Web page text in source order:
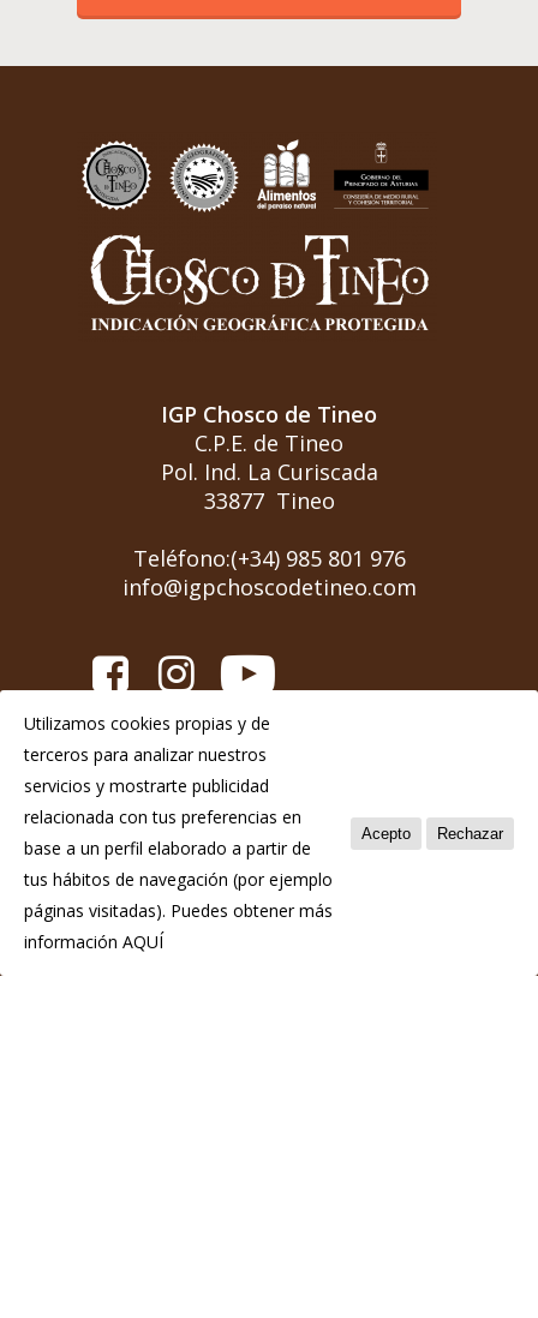
IGP Chosco de Tineo
C.P.E. de Tineo
Pol. Ind. La Curiscada
33877 Tineo
Teléfono:(+34) 985 801 976
info@igpchoscodetineo.com
Aviso Legal
Política de privacidad
Política de cookies
Utilizamos cookies propias y de
terceros para analizar nuestros
servicios y mostrarte publicidad
relacionada con tus preferencias en
base a un perfil elaborado a partir de
tus hábitos de navegación (por ejemplo
páginas visitadas). Puedes obtener más
información AQUÍ
Acepto Rechazar